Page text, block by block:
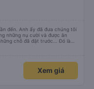
đến. Anh ấy đã đưa chúng tôi
những nụ cười và được ăn
chỗ đã đặt trước... Đó là
tôi gọi đó là &quot;xe xóc
Xem giá